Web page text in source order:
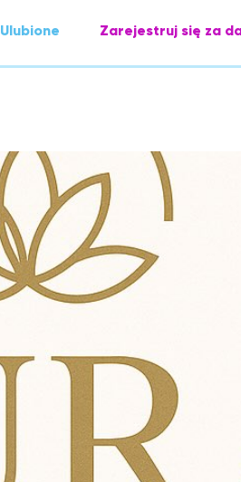
Ulubione Zarejestruj się za